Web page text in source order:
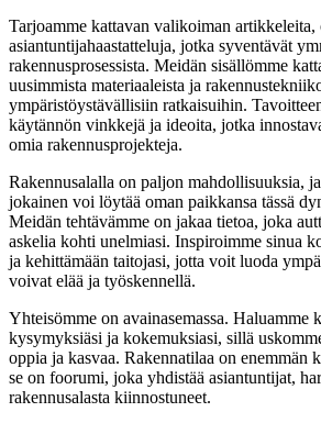
Tarjoamme kattavan valikoiman artikkeleita,
asiantuntijahaastatteluja, jotka syventävät
rakennusprosessista. Meidän sisällömme
uusimmista materiaaleista ja
ympäristöystävällisiin ratkaisuihin.
käytännön vinkkejä ja ideoita, jotka
omia rakennusprojekteja.
Rakennusalalla on paljon mahdollisuuksia,
jokainen voi löytää oman paikkansa tässä
Meidän tehtävämme on jakaa tietoa, joka
askelia kohti unelmiasi. Inspiroimme sinua
ja kehittämään taitojasi, jotta voit luoda
voivat elää ja työskennellä.
Yhteisömme on avainasemassa. Haluamme
kysymyksiäsi ja kokemuksiasi, sillä
oppia ja kasvaa. Rakennatilaa on enemmän
se on foorumi, joka yhdistää asiantuntijat,
rakennusalasta kiinnostuneet.